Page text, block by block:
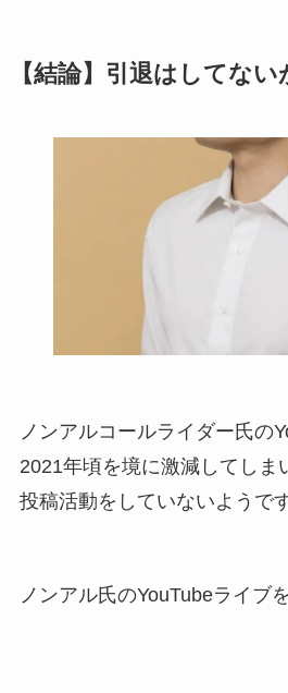
【結論】引退はしてな
ノンアルコールライダー氏の
2021年頃を境に激減してしま
投稿活動をしていないようです
ノンアル氏のYouTubeライブ